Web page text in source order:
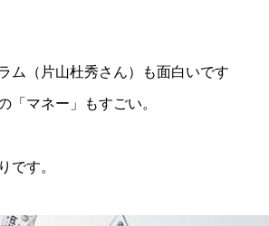
ム（片山杜秀さん）も面白いです
「マネー」もすごい。
です。